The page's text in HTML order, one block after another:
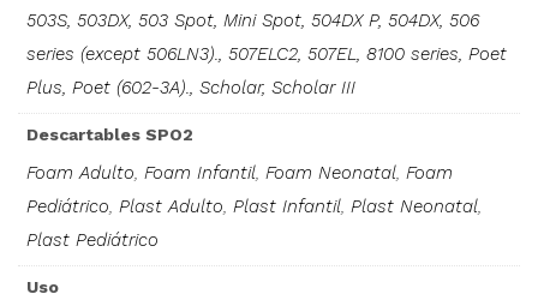
503S, 503DX, 503 Spot, Mini Spot, 504DX P, 504DX, 506
series (except 506LN3)., 507ELC2, 507EL, 8100 series, Poet
Plus, Poet (602-3A)., Scholar, Scholar III
Descartables SPO2
Foam Adulto, Foam Infantil, Foam Neonatal, Foam
Pediátrico, Plast Adulto, Plast Infantil, Plast Neonatal,
Plast Pediátrico
Uso